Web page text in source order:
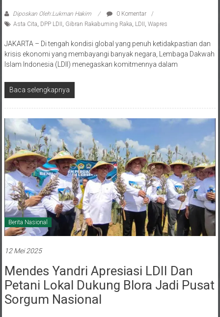
Diposkan Oleh:Lukman Hakim
0 Komentar
Asta Cita DPP LDII Gibran Rakabuming Raka LDII Wapres
JAKARTA – Di tengah kondisi global yang penuh ketidakpastian dan
krisis ekonomi yang membayangi banyak negara, Lembaga Dakwah
Islam Indonesia (LDII) menegaskan komitmennya dalam
Baca selengkapnya
Berita Nasional
12 Mei 2025
Mendes Yandri Apresiasi LDII Dan
Petani Lokal Dukung Blora Jadi Pusat
Sorgum Nasional